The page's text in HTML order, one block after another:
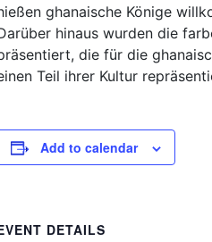
ghanaische Könige
hinaus wurden die
die für die
Teil ihrer Kultur
Add to calendar
DETAILS